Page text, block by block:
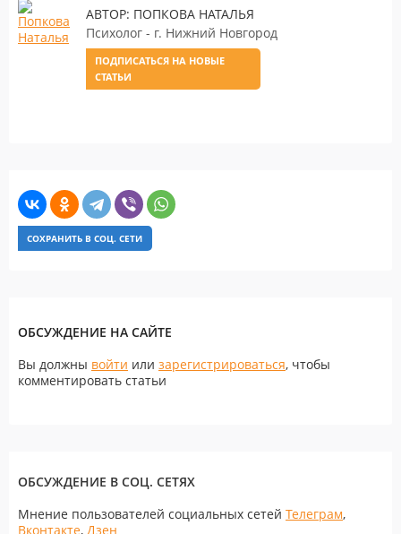
АВТОР: ПОПКОВА НАТАЛЬЯ
Психолог - г. Нижний Новгород
ПОДПИСАТЬСЯ НА НОВЫЕ
СТАТЬИ
СОХРАНИТЬ В СОЦ. СЕТИ
ОБСУЖДЕНИЕ НА САЙТЕ
Вы должны войти или зарегистрироваться, чтобы
комментировать статьи
ОБСУЖДЕНИЕ В СОЦ. СЕТЯХ
Мнение пользователей социальных сетей Телеграм,
Вконтакте, Дзен